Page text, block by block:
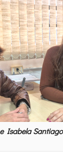
Isabela Santiago